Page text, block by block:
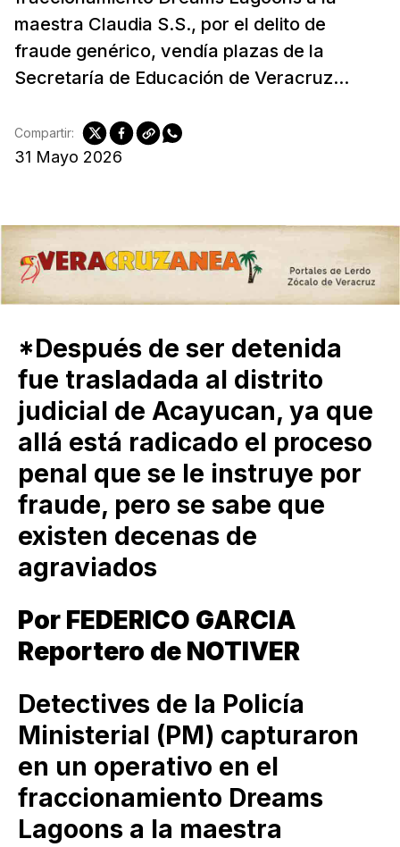
maestra Claudia S.S., por el delito de
fraude genérico, vendía plazas de la
Secretaría de Educación de Veracruz...
31 Mayo 2026
Compartir:
*Después de ser detenida
fue trasladada al distrito
judicial de Acayucan, ya que
allá está radicado el proceso
penal que se le instruye por
fraude, pero se sabe que
existen decenas de
agraviados
Por FEDERICO GARCIA
Reportero de NOTIVER
Detectives de la Policía
Ministerial (PM) capturaron
en un operativo en el
fraccionamiento Dreams
Lagoons a la maestra